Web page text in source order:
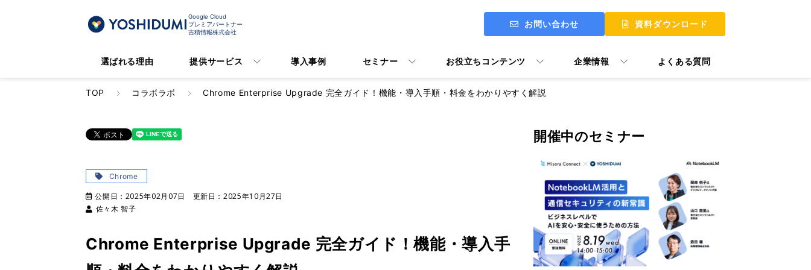
Google Cloud
プレミアパートナー
吉積情報株式会社
お問い合わせ 資料ダウンロード
選ばれる理由 提供サービス
ITアセスメント診断 ENGAGE UP
Google Workspace活用マニュアル GooTorial
ユーザー向けトレーニング Y's UP Skill
導入事例 セミナー お役立ちコンテンツ 企業情報 よくある質問
TOP コラボラボ Chrome Enterprise Upgrade 完全ガイド！機能・導入手順・料金をわかりやすく解説
Chrome
公開日： 2025年02月07日 更新日：2025年10月27日
佐々木 智子
Chrome Enterprise Upgrade 完全ガイド！機能・導入手
開催中のセミナー